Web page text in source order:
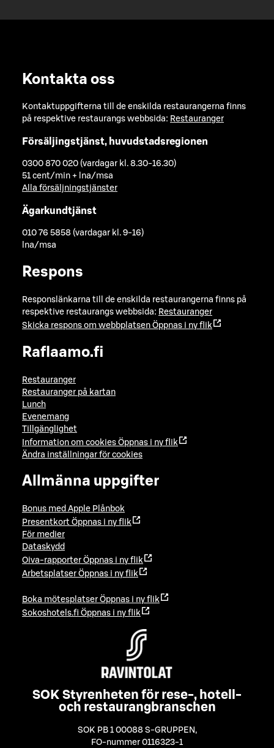
Kontakta oss
Kontaktuppgifterna till de enskilda restaurangerna finns
på respektive restaurangs webbsida: Restauranger
Försäljingstjänst, huvudstadsregionen
0300 870 020 (vardagar kl. 8.30-16.30)
51 cent/min + lna/msa
Alla försäljningstjänster
Ägarkundtjänst
010 76 5858 (vardagar kl. 9-16)
lna/msa
Respons
Responslänkarna till de enskilda restaurangerna finns på
respektive restaurangs webbsida: Restauranger
Skicka respons om webbplatsen Öppnas i ny flik
Raflaamo.fi
Restauranger
Restauranger på kartan
Lunch
Evenemang
Tillgänglighet
Information om cookies Öppnas i ny flik
Ändra inställningar för cookies
Allmänna uppgifter
Bonus med Apple Plånbok
Presentkort Öppnas i ny flik
För medier
Dataskydd
Oiva-rapporter Öppnas i ny flik
Arbetsplatser Öppnas i ny flik
Boka mötesplatser Öppnas i ny flik
Sokoshotels.fi Öppnas i ny flik
SOK Styrenheten för rese-, hotell-
och restaurangbranschen
SOK PB 1 00088 S-GRUPPEN ,
FO-nummer 0116323-1